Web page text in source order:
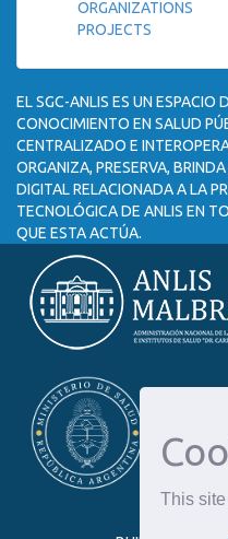
This
ORGANIZATIONS
PROJECTS
EL SGC-ANLIS ES UN ESPACIO
CONOCIMIENTO EN SALUD
CENTRALIZADO E
ORGANIZA, PRESERVA,
DIGITAL RELACIONADA A LA
TECNOLÓGICA DE ANLIS EN
QUE ESTA ACTÚA.